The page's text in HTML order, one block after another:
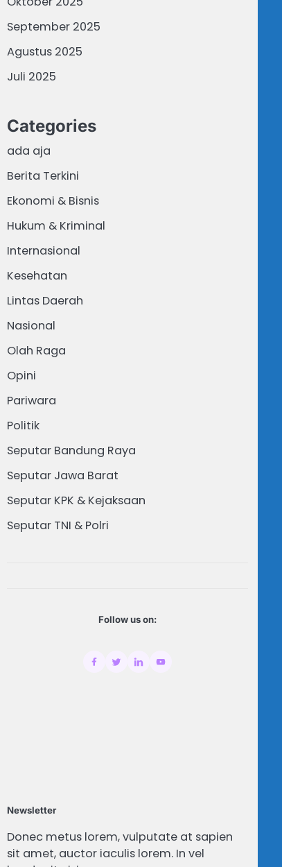
September 2025
Agustus 2025
Juli 2025
Categories
ada aja
Berita Terkini
Ekonomi & Bisnis
Hukum & Kriminal
Internasional
Kesehatan
Lintas Daerah
Nasional
Olah Raga
Opini
Pariwara
Politik
Seputar Bandung Raya
Seputar Jawa Barat
Seputar KPK & Kejaksaan
Seputar TNI & Polri
Follow us on:
Newsletter
Donec metus lorem, vulputate at sapien
sit amet, auctor iaculis lorem. In vel